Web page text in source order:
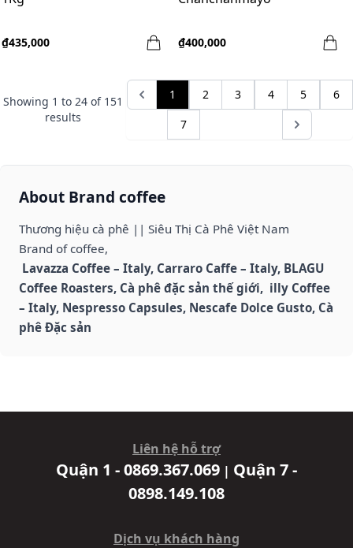
₫435,000 ₫400,000
Showing 1 to24 of 151
results
1 2 3 4 5
6
7
About Brand coffee
Thương hiệu cà phê || Siêu Thị Cà Phê Việt Nam
Brand of coffee,
Lavazza Coffee – Italy, Carraro Caffe – Italy, BLAGU
Coffee Roasters, Cà phê đặc sản thế giới, illy Coffee
– Italy, Nespresso Capsules, Nescafe Dolce Gusto, Cà
phê Đặc sản
Liên hệ hỗ trợ
Quận 1 - 0869.367.069 | Quận 7 -
0898.149.108
Dịch vụ khách hàng